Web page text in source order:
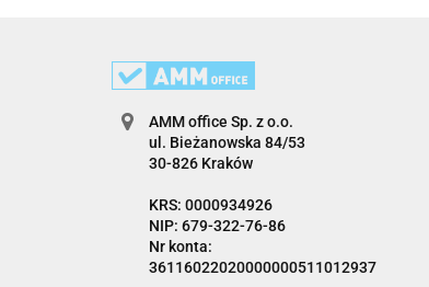
AMM office Sp. z o.o.
ul. Bieżanowska 84/53
30-826 Kraków
KRS: 0000934926
NIP: 679-322-76-86
Nr konta:
36116022020000000511012937